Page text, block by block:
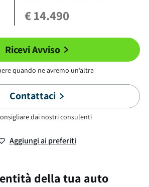
€14.490
Ricevi Avviso
quando ne avremo un’altra
Contattaci
dai nostri consulenti
Aggiungi ai preferiti
della tua auto